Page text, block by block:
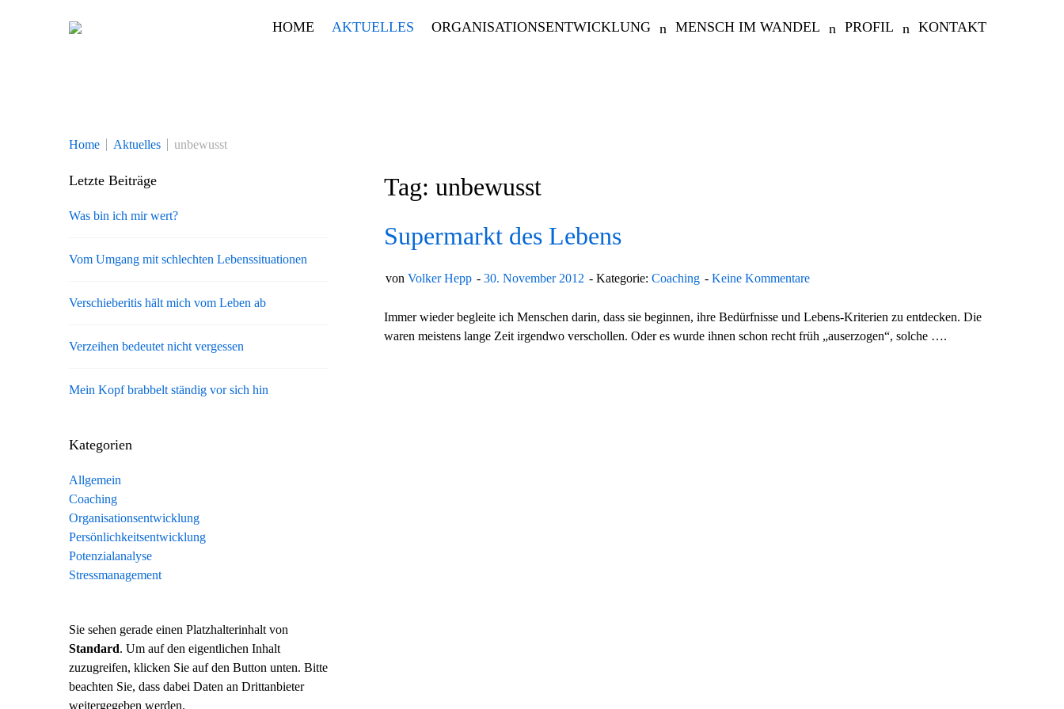
HOME AKTUELLES ORGANISATIONSENTWICKLUNG MENSCH IM WANDEL PROFIL KONTAKT
Home Aktuelles unbewusst
Tag: unbewusst
Supermarkt des Lebens
von Volker Hepp 30. November 2012 Kategorie: Coaching Keine Kommentare
Immer wieder begleite ich Menschen darin, dass sie beginnen, ihre Bedürfnisse und Lebens-Kriterien zu entdecken. Die
waren meistens lange Zeit irgendwo verschollen. Oder es wurde ihnen schon recht früh „auserzogen“, solche ….
Letzte Beiträge
Was bin ich mir wert?
Vom Umgang mit schlechten Lebenssituationen
Verschieberitis hält mich vom Leben ab
Verzeihen bedeutet nicht vergessen
Mein Kopf brabbelt ständig vor sich hin
Kategorien
Allgemein
Coaching
Organisationsentwicklung
Persönlichkeitsentwicklung
Potenzialanalyse
Stressmanagement
Sie sehen gerade einen Platzhalterinhalt von
Standard. Um auf den eigentlichen Inhalt
zuzugreifen, klicken Sie auf den Button unten. Bitte
beachten Sie, dass dabei Daten an Drittanbieter
weitergegeben werden.